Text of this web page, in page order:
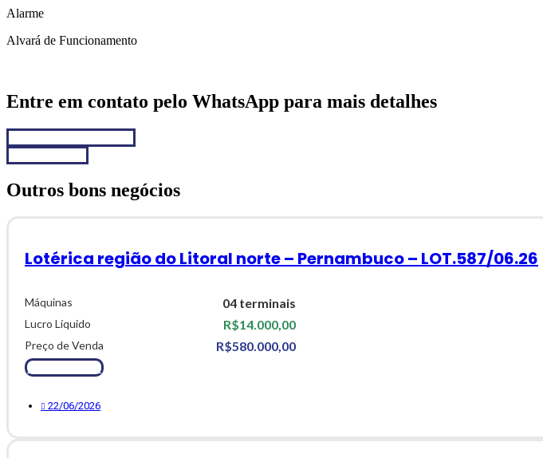
Alarme
Alvará de Funcionamento
Entre em contato pelo WhatsApp para mais detalhes
Outros bons negócios
Lotérica região do Litoral norte – Pernambuco – LOT.587/06.26
Máquinas 04 terminais
Lucro Líquido R$14.000,00
Preço de Venda R$580.000,00
Ver Detalhes
22/06/2026